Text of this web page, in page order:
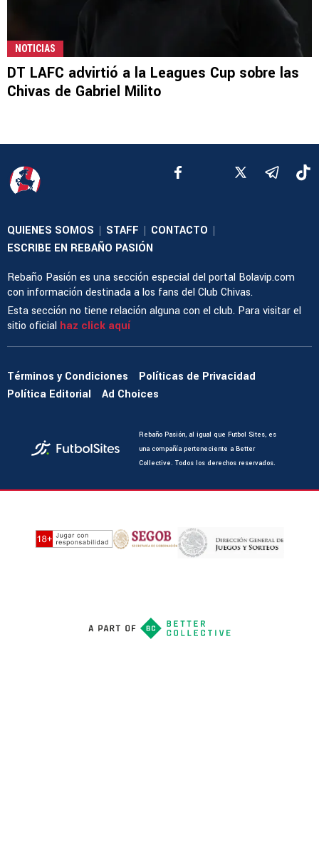
NOTICIAS
DT LAFC advirtió a la Leagues Cup sobre las
Chivas de Gabriel Milito
QUIENES SOMOS | STAFF | CONTACTO |
ESCRIBE EN REBAÑO PASIÓN
Rebaño Pasión es una sección especial del portal Bolavip.com
con información destinada a los fans del Club Chivas.
Esta sección no tiene relación alguna con el club. Para visitar el
sitio oficial haz click aquí
Términos y Condiciones
Políticas de Privacidad
Política Editorial
Ad Choices
Rebaño Pasión, al igual que Futbol Sites, es
una compañía perteneciente a Better
Collective. Todos los derechos reservados.